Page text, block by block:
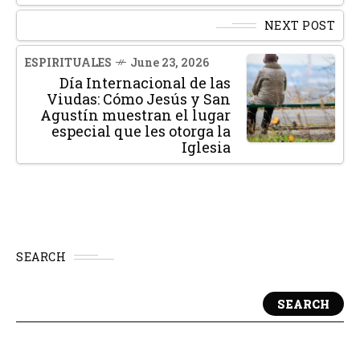
NEXT POST
ESPIRITUALES June 23, 2026
Día Internacional de las
Viudas: Cómo Jesús y San
Agustín muestran el lugar
especial que les otorga la
Iglesia
SEARCH
SEARCH